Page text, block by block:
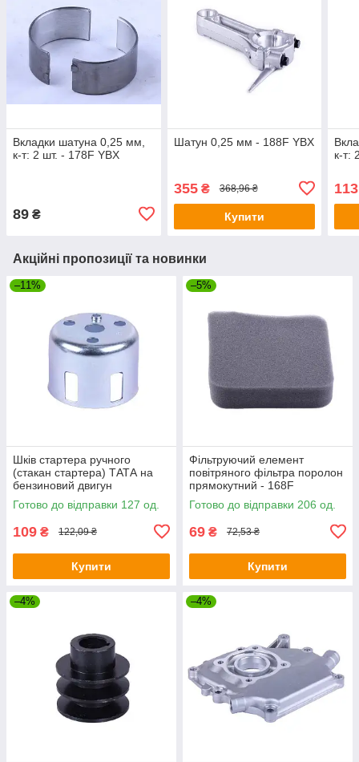
Вкладки шатуна 0,25 мм,
к-т: 2 шт. - 178F YBX
89 ₴
Шатун 0,25 мм - 188F YBX
355₴ 368,96 ₴
Купити
к-т:
113
Акційні пропозиції та новинки
–11%
Шків стартера ручного
(стакан стартера) ТАТА на
бензиновий двигун
168F/170F
Готово до відправки 127 од.
109 ₴ 122,09 ₴
Купити
–5%
Фільтруючий елемент
повітряного фільтра поролон
прямокутний - 168F
Готово до відправки 206 од.
69 ₴ 72,53 ₴
Купити
–4% –4%